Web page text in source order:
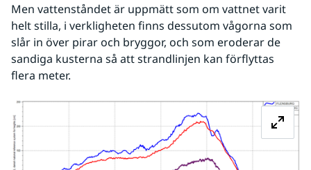
Men vattenståndet är uppmätt som om vattnet varit
helt stilla, i verkligheten finns dessutom vågorna som
slår in över pirar och bryggor, och som eroderar de
sandiga kusterna så att strandlinjen kan förflyttas
flera meter.